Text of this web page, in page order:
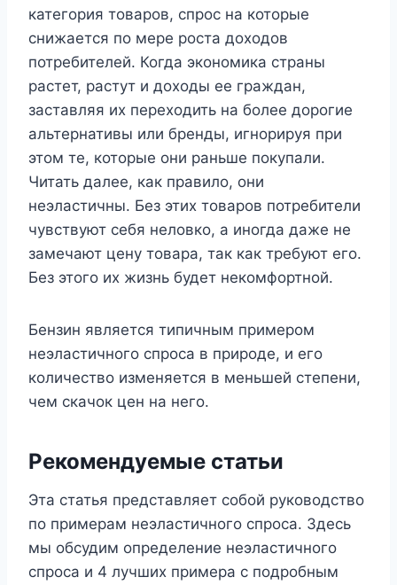
категория товаров, спрос на которые
снижается по мере роста доходов
потребителей. Когда экономика страны
растет, растут и доходы ее граждан,
заставляя их переходить на более дорогие
альтернативы или бренды, игнорируя при
этом те, которые они раньше покупали.
Читать далее, как правило, они
неэластичны. Без этих товаров потребители
чувствуют себя неловко, а иногда даже не
замечают цену товара, так как требуют его.
Без этого их жизнь будет некомфортной.
Бензин является типичным примером
неэластичного спроса в природе, и его
количество изменяется в меньшей степени,
чем скачок цен на него.
Рекомендуемые статьи
Эта статья представляет собой руководство
по примерам неэластичного спроса. Здесь
мы обсудим определение неэластичного
спроса и 4 лучших примера с подробным